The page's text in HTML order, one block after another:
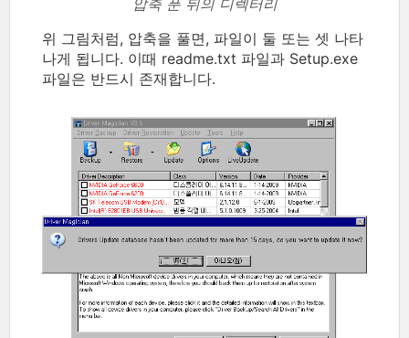
위 그림처럼, 압축을 풀면, 파일이 둘 또는 셋 나타
나게 됩니다. 이때 readme.txt 파일과 Setup.exe
파일은 반드시 존재합니다.